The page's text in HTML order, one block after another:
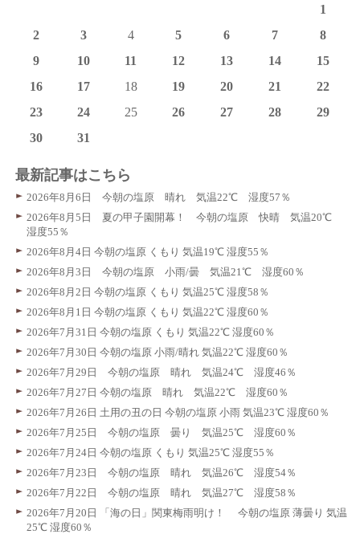
1
2
3 4 5 6 7
8
9
10 11 12 13 14
15
16
17 18 19 20 21
22
23
24 25 26 27 28
29
30
31
最新記事はこちら
2026年8月6日 今朝の塩原 晴れ 気温22℃ 湿度57％
2026年8月5日 夏の甲子園開幕！ 今朝の塩原 快晴 気温20℃
湿度55％
2026年8月4日 今朝の塩原 くもり 気温19℃ 湿度55％
2026年8月3日 今朝の塩原 小雨/曇 気温21℃ 湿度60％
2026年8月2日 今朝の塩原 くもり 気温25℃ 湿度58％
2026年8月1日 今朝の塩原 くもり 気温22℃ 湿度60％
2026年7月31日 今朝の塩原 くもり 気温22℃ 湿度60％
2026年7月30日 今朝の塩原 小雨/晴れ 気温22℃ 湿度60％
2026年7月29日 今朝の塩原 晴れ 気温24℃ 湿度46％
2026年7月27日 今朝の塩原 晴れ 気温22℃ 湿度60％
2026年7月26日 土用の丑の日 今朝の塩原 小雨 気温23℃ 湿度60％
2026年7月25日 今朝の塩原 曇り 気温25℃ 湿度60％
2026年7月24日 今朝の塩原 くもり 気温25℃ 湿度55％
2026年7月23日 今朝の塩原 晴れ 気温26℃ 湿度54％
2026年7月22日 今朝の塩原 晴れ 気温27℃ 湿度58％
2026年7月20日 「海の日」関東梅雨明け！ 今朝の塩原 薄曇り 気温
25℃ 湿度60％